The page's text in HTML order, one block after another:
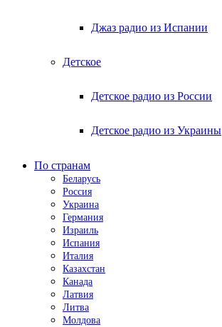
Джаз радио из Испании
Детское
Детское радио из России
Детское радио из Украины
По странам
Беларусь
Россия
Украина
Германия
Израиль
Испания
Италия
Казахстан
Канада
Латвия
Литва
Молдова